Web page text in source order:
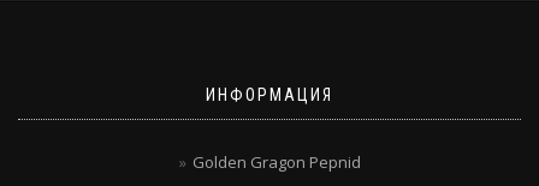
ИНФОРМАЦИЯ
Golden Gragon Pepnid